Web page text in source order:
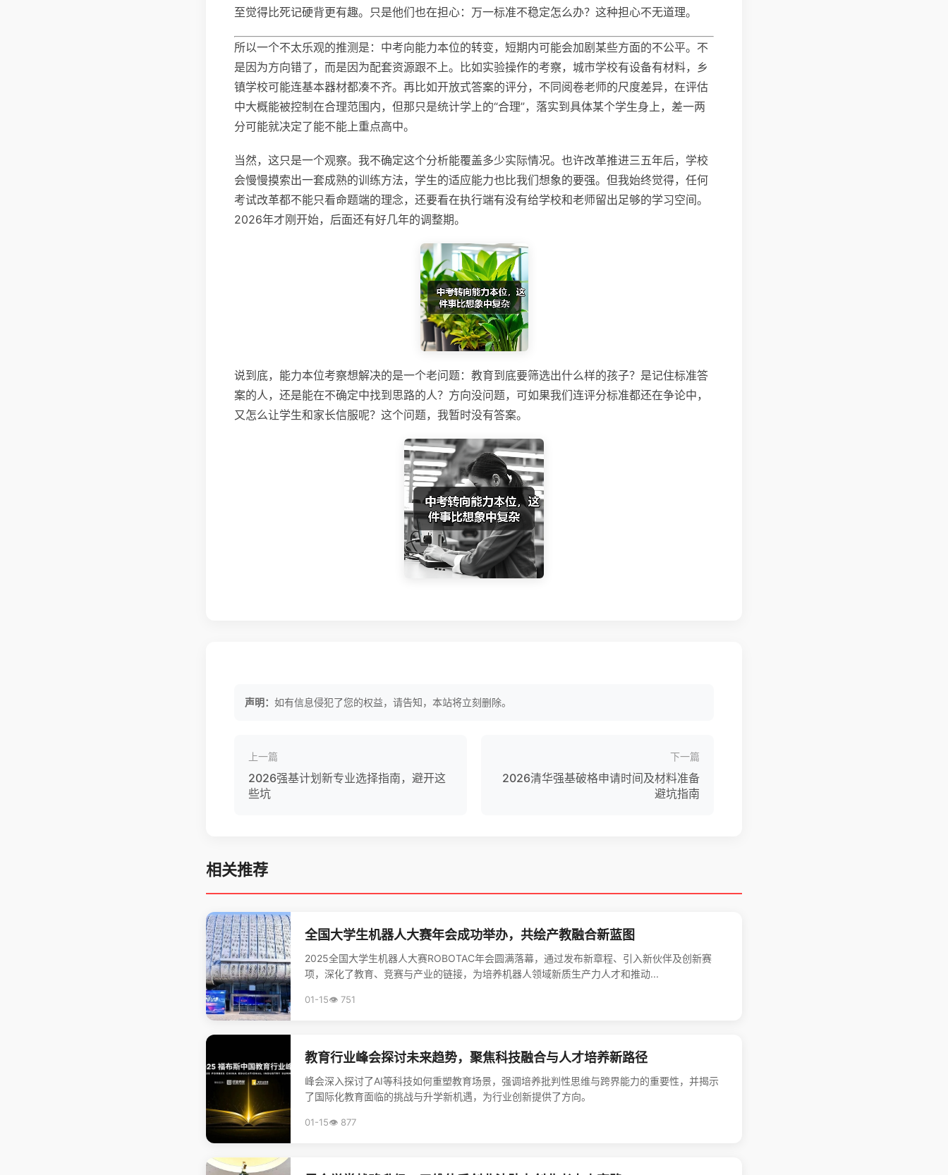
至觉得比死记硬背更有趣。只是他们也在担心：万一标准不稳定怎么办？这种担心不无道理。
所以一个不太乐观的推测是：中考向能力本位的转变，短期内可能会加剧某些方面的不公平。不
是因为方向错了，而是因为配套资源跟不上。比如实验操作的考察，城市学校有设备有材料，乡
镇学校可能连基本器材都凑不齐。再比如开放式答案的评分，不同阅卷老师的尺度差异，在评估
中大概能被控制在合理范围内，但那只是统计学上的“合理”，落实到具体某个学生身上，差一两
分可能就决定了能不能上重点高中。
当然，这只是一个观察。我不确定这个分析能覆盖多少实际情况。也许改革推进三五年后，学校
会慢慢摸索出一套成熟的训练方法，学生的适应能力也比我们想象的要强。但我始终觉得，任何
考试改革都不能只看命题端的理念，还要看在执行端有没有给学校和老师留出足够的学习空间。
2026年才刚开始，后面还有好几年的调整期。
说到底，能力本位考察想解决的是一个老问题：教育到底要筛选出什么样的孩子？是记住标准答
案的人，还是能在不确定中找到思路的人？方向没问题，可如果我们连评分标准都还在争论中，
又怎么让学生和家长信服呢？这个问题，我暂时没有答案。
声明： 如有信息侵犯了您的权益，请告知，本站将立刻删除。
上一篇
2026强基计划新专业选择指南，避开这
些坑
下一篇
2026清华强基破格申请时间及材料准备
避坑指南
相关推荐
全国大学生机器人大赛年会成功举办，共绘产教融合新蓝图
2025全国大学生机器人大赛ROBOTAC年会圆满落幕，通过发布新章程、引入新伙伴及创新赛
项，深化了教育、竞赛与产业的链接，为培养机器人领域新质生产力人才和推动...
01-15👁️ 751
教育行业峰会探讨未来趋势，聚焦科技融合与人才培养新路径
峰会深入探讨了AI等科技如何重塑教育场景，强调培养批判性思维与跨界能力的重要性，并揭示
了国际化教育面临的挑战与升学新机遇，为行业创新提供了方向。
01-15👁️ 877